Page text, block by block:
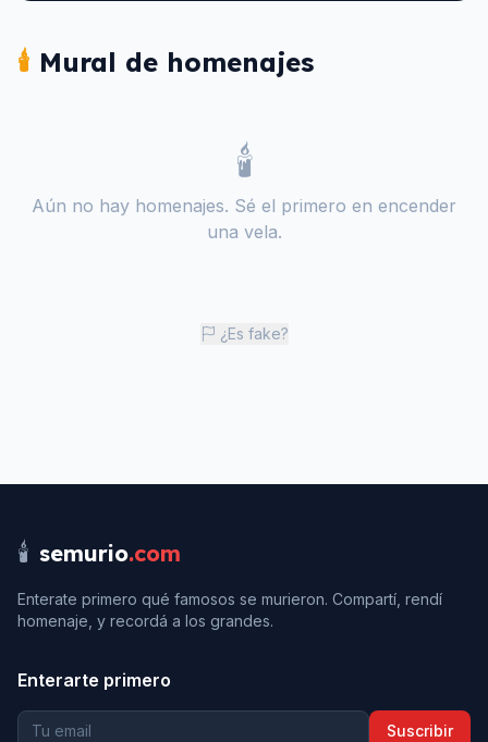
🕯️ Mural de homenajes
🕯️
Aún no hay homenajes. Sé el primero en encender
una vela.
¿Es fake?
🕯️ semurio.com
Enterate primero qué famosos se murieron. Compartí, rendí
homenaje, y recordá a los grandes.
Enterarte primero
Suscribir